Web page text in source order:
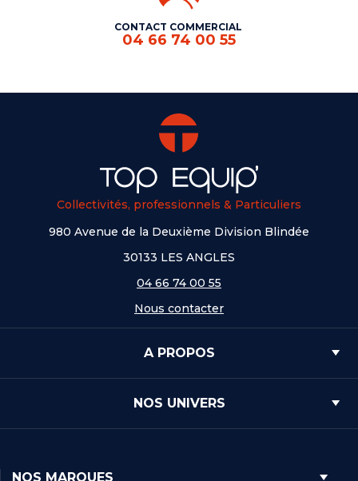
CONTACT COMMERCIAL
04 66 74 00 55
Collectivités, professionnels & Particuliers
980 Avenue de la Deuxième Division Blindée
30133 LES ANGLES
04 66 74 00 55
Nous contacter
A PROPOS
NOS UNIVERS
NOS MARQUES